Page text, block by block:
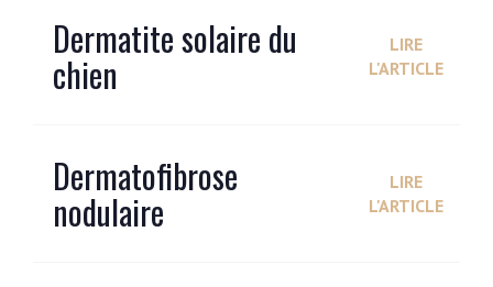
Dermatite solaire du
chien
LIRE
L'ARTICLE
Dermatofibrose
nodulaire
LIRE
L'ARTICLE